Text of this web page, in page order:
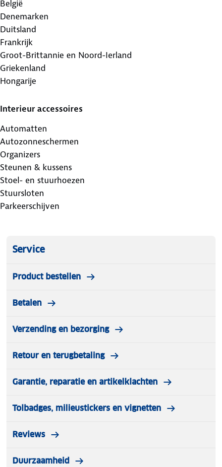
België
Denemarken
Duitsland
Frankrijk
Groot-Brittannie en Noord-Ierland
Griekenland
Hongarije
Interieur accessoires
Automatten
Autozonneschermen
Organizers
Steunen & kussens
Stoel- en stuurhoezen
Stuursloten
Parkeerschijven
Service
Product bestellen
Betalen
Verzending en bezorging
Retour en terugbetaling
Garantie, reparatie en artikelklachten
Tolbadges, milieustickers en vignetten
Reviews
Duurzaamheid